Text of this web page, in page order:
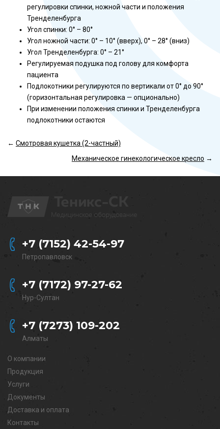
регулировки спинки, ножной части и положения
Тренделенбурга
Угол спинки: 0° – 80°
Угол ножной части: 0° – 10° (вверх), 0° – 28° (вниз)
Угол Тренделенбурга: 0° – 21°
Регулируемая подушка под голову для комфорта
пациента
Подлокотники регулируются по вертикали от 0° до 90°
(горизонтальная регулировка — опционально)
При изменении положения спинки и Тренделенбурга
подлокотники остаются
← Смотровая кушетка (2-частный)
Механическое гинекологическое кресло →
+7 (7152) 42-54-97
Петропавловск
+7 (7172) 97-27-62
Нур-Султан
+7 (7273) 109-202
Алматы
О компании
Продукция
Услуги
Документы
Доставка и оплата
Контакты